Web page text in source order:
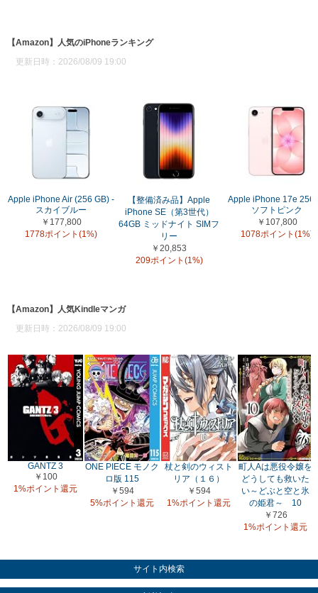
【Amazon】人気のiPhoneランキング
更新日時：2026/08/09 19:00
Apple iPhone Air (256 GB) -
スカイブルー
￥177,800
1778ポイント(1%)
【整備済み品】Apple
iPhone SE（第3世代）
64GB ミッドナイト SIMフ
リー
￥20,853
209ポイント(1%)
Apple iPhone 17e
ソフトピンク
￥107,800
1078ポイント(1%)
【Amazon】人気Kindleマンガ
更新日時：2026/08/09 19:00
GANTZ 3
￥100
1%ポイント還元
ONE PIECE モノク
ロ版 115
￥594
5%ポイント還元
杖と剣のウィスト
リア（１６）
￥594
1%ポイント還元
町人Aは悪役令嬢を
どうしても救いた
い～どぶと空と氷
の姫君～ 10
￥726
1%ポイント還元
サイト内検索